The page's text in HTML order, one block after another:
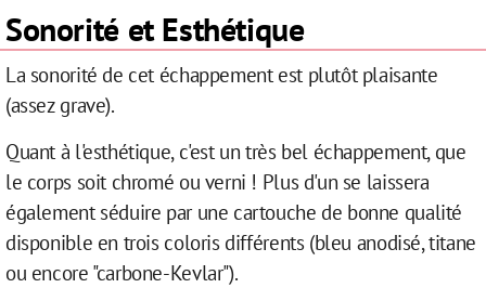
Sonorité et Esthétique
La sonorité de cet échappement est plutôt plaisante
(assez grave).
Quant à l'esthétique, c'est un très bel échappement, que
le corps soit chromé ou verni ! Plus d'un se laissera
également séduire par une cartouche de bonne qualité
disponible en trois coloris différents (bleu anodisé, titane
ou encore "carbone-Kevlar").